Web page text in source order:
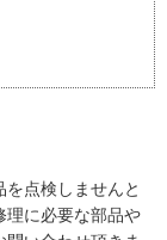
点検しませんと
理に必要な部品や